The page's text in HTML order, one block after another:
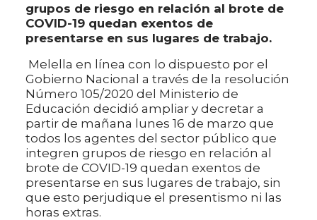
grupos de riesgo en relación al brote de
COVID-19 quedan exentos de
presentarse en sus lugares de trabajo.
Melella en línea con lo dispuesto por el
Gobierno Nacional a través de la resolución
Número 105/2020 del Ministerio de
Educación decidió ampliar y decretar a
partir de mañana lunes 16 de marzo que
todos los agentes del sector público que
integren grupos de riesgo en relación al
brote de COVID-19 quedan exentos de
presentarse en sus lugares de trabajo, sin
que esto perjudique el presentismo ni las
horas extras.